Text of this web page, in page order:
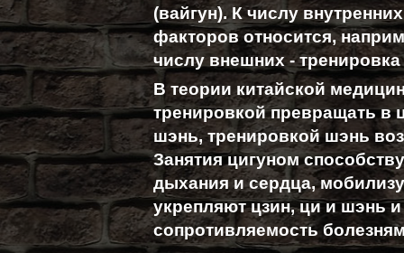
(вайгун). К числу внутренних
факторов относится,
числу внешних -
В теории китайской
тренировкой превращать в
шэнь, тренировкой шэнь
Занятия цигуном
дыхания и сердца,
укрепляют цзин, ци и шэнь
сопротивляемость